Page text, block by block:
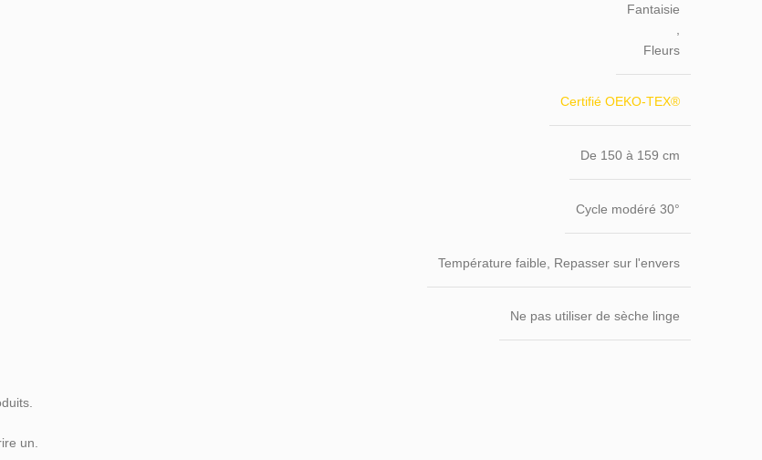
Fantaisie
Fleurs
Certifié OEKO-TEX®
De 150 à 159 cm
Cycle modéré 30°
Température faible, Repasser sur l'envers
Ne pas utiliser de sèche linge
un.